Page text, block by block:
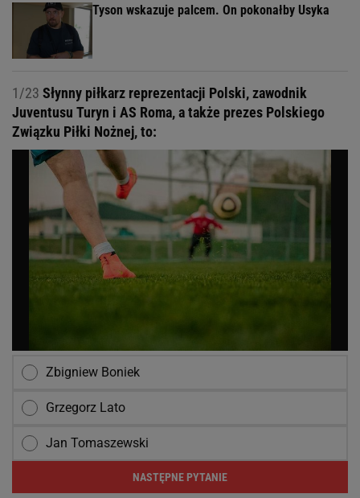
Tyson wskazuje palcem. On pokonałby Usyka
1/23 Słynny piłkarz reprezentacji Polski, zawodnik
Juventusu Turyn i AS Roma, a także prezes Polskiego
Związku Piłki Nożnej, to:
Zbigniew Boniek
Grzegorz Lato
Jan Tomaszewski
NASTĘPNE PYTANIE